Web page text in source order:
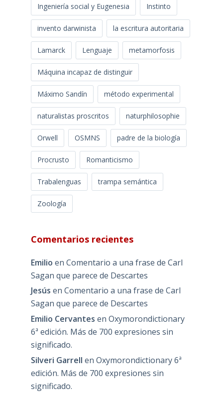
Ingeniería social y Eugenesia Instinto
invento darwinista la escritura autoritaria
Lamarck Lenguaje metamorfosis
Máquina incapaz de distinguir
Máximo Sandín método experimental
naturalistas proscritos naturphilosophie
Orwell OSMNS padre de la biología
Procrusto Romanticismo
Trabalenguas trampa semántica
Zoología
Comentarios recientes
Emilio en Comentario a una frase de Carl
Sagan que parece de Descartes
Jesús en Comentario a una frase de Carl
Sagan que parece de Descartes
Emilio Cervantes en Oxymorondictionary
6ª edición. Más de 700 expresiones sin
significado.
Silveri Garrell en Oxymorondictionary 6ª
edición. Más de 700 expresiones sin
significado.